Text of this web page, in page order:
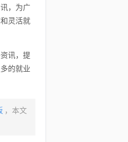
，为广
灵活就
讯，提
的就业
，本文